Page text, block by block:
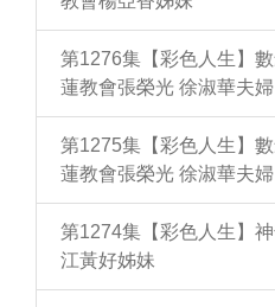
第1276集【彩色人生】
蓮教會張榮光 徐淑華夫婦
第1275集【彩色人生】
蓮教會張榮光 徐淑華夫婦
第1274集【彩色人生】
江黃好姊妹